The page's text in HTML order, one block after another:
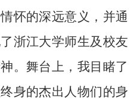
怀的深远意义，并通
浙江大学师生及校友
。舞台上，我目睹了
身的杰出人物们的身